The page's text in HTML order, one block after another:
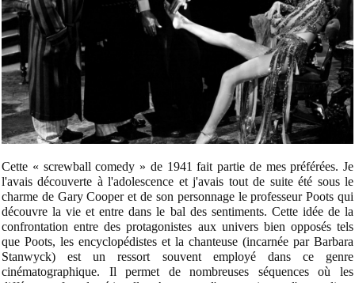
Cette « screwball comedy » de 1941 fait partie de mes préférées. Je
l'avais découverte à l'adolescence et j'avais tout de suite été sous le
charme de Gary Cooper et de son personnage le professeur Poots qui
découvre la vie et entre dans le bal des sentiments. Cette idée de la
confrontation entre des protagonistes aux univers bien opposés tels
que Poots, les encyclopédistes et la chanteuse (incarnée par Barbara
Stanwyck) est un ressort souvent employé dans ce genre
cinématographique. Il permet de nombreuses séquences où les